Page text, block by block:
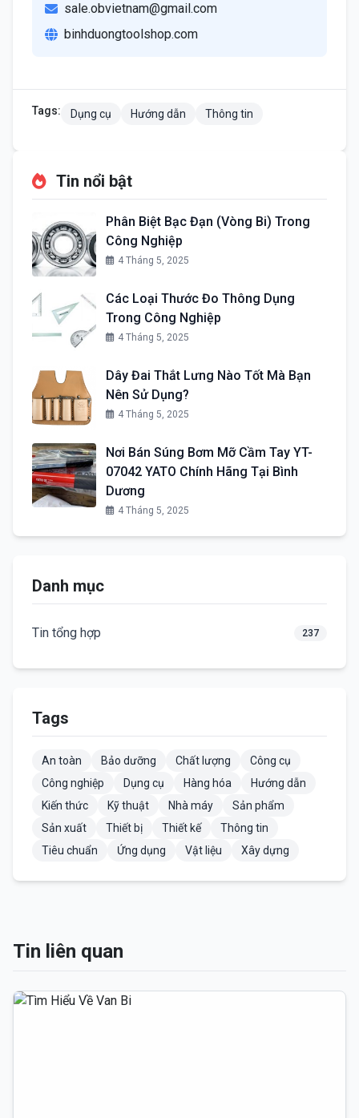
sale.obvietnam@gmail.com
binhduongtoolshop.com
Tags: Dụng cụ Hướng dẫn Thông tin
Tin nổi bật
Phân Biệt Bạc Đạn (Vòng Bi) Trong
Công Nghiệp
4 Tháng 5, 2025
Các Loại Thước Đo Thông Dụng
Trong Công Nghiệp
4 Tháng 5, 2025
Dây Đai Thắt Lưng Nào Tốt Mà Bạn
Nên Sử Dụng?
4 Tháng 5, 2025
Nơi Bán Súng Bơm Mỡ Cầm Tay YT-
07042 YATO Chính Hãng Tại Bình
Dương
4 Tháng 5, 2025
Danh mục
Tin tổng hợp 237
Tags
An toàn Bảo dưỡng Chất lượng
Công cụ
Công nghiệp
Dụng cụ Hàng hóa
Hướng dẫn
Kiến thức
Kỹ thuật Nhà máy
Sản phẩm
Sản xuất
Thiết bị Thiết kế
Thông tin
Tiêu chuẩn
Ứng dụng Vật liệu Xây dựng
Tin liên quan